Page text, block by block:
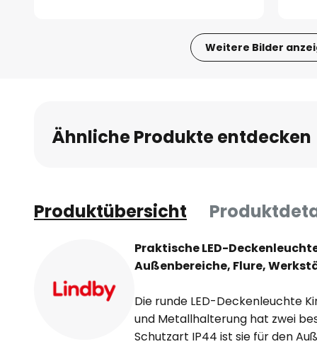
Weitere Bilder
Bildgalerie
springen
Ähnliche Produkte entdecken
Produktübersicht
Praktische LED-
Außenbereiche, Flure,
Die runde LED-Deckenleuchte
und Metallhalterung hat zwei
Schutzart IP44 ist sie für den